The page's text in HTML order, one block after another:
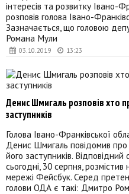
03.10.2019 13:23
інтересів та розвитку Івано-
розповів голова Івано-
Зазначається, що головою
Романа Мули
Денис Шмигаль розповів хто
заступників
Голова Івано-Франківської
Денис Шмигаль повідомив
його заступників. Відповідний
сьогодні, 30 серпня, розмістив
мережі Фейсбук. Серед
голови ОДА є такі: Дмитро